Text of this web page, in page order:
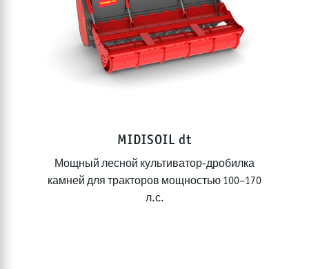
МИНИПОГРУЗЧИКОВ
ЛЕСНОЙ МУЛЬЧЕР С ГИДРАВЛИЧЕСКИМ
ПРИВОДОМ
МУЛЬЧЕРЫ ДЛЯ ЭКСКАВАТОРОВ
ИЗМЕЛЬЧИТЕЛЬ ПНЕЙ И КОРНЕЙ
САМОХОДНЫЕ ГУСЕНИЧНЫЕ МУЛЬЧЕРЫ
МУЛЬЧЕРЫ С ПОДБОРЩИКОМ
МУЛЬЧЕРЫ С УСТРОЙСТВОМ СБОРА
MIDISOIL dt
Мощный лесной культиватор-дробилка
камней для тракторов мощностью 100–170
л.с.